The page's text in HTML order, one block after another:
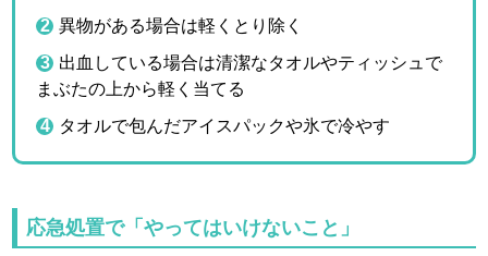
異物がある場合は軽くとり除く
出血している場合は清潔なタオルやティッシュで
まぶたの上から軽く当てる
タオルで包んだアイスパックや氷で冷やす
応急処置で「やってはいけないこと」